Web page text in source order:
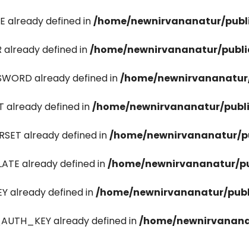
already defined in/home/newnirvananatur/
already defined in/home/newnirvananatur/
already defined in/home/
already defined in/home/newnirvananatur/
already defined in/home/newnirvananatur/
already defined in/home/newnirvananatur/
already defined in/home/newnirvananatur/
already defined in/home/